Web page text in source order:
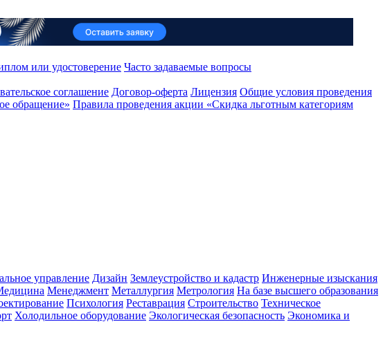
или удостоверение Часто задаваемые вопросы
соглашение Договор-оферта Лицензия Общие условия проведения
обращение» Правила проведения акции «Скидка льготным категориям
управление Дизайн Землеустройство и кадастр Инженерные изыскания
Менеджмент Металлургия Метрология На базе высшего образования
Психология Реставрация Строительство Техническое
Холодильное оборудование Экологическая безопасность Экономика и